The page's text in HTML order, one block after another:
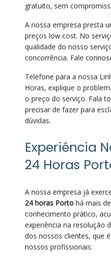
gratuito, sem
A nossa empresa presta
preços low cost. No
qualidade do nosso
concorrência. Fale
Telefone para a nossa
Horas, explique o
o preço do serviço. Fala
precisar de fazer para
dúvidas.
Experiência
24 Horas
A nossa empresa já
24 horas Porto há mais
conhecimento prático,
experiência na resolução
dos nossos clientes, que
nossos profissionais.